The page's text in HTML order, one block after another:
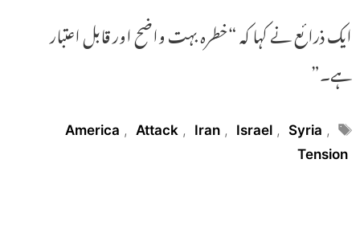
ایک ذرائع نے کہا کہ “خطرہ بہت واضح اور قابل اعتبار
ہے۔”
Tags
America , Attack , Iran , Israel , Syria ,
Tension